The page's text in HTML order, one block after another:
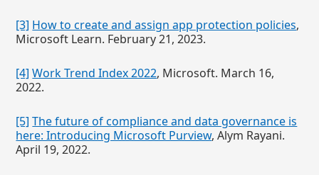
[3] How to create and assign app protection policies,
Microsoft Learn. February 21, 2023.
[4] Work Trend Index 2022, Microsoft. March 16,
2022.
[5] The future of compliance and data governance is
here: Introducing Microsoft Purview, Alym Rayani.
April 19, 2022.